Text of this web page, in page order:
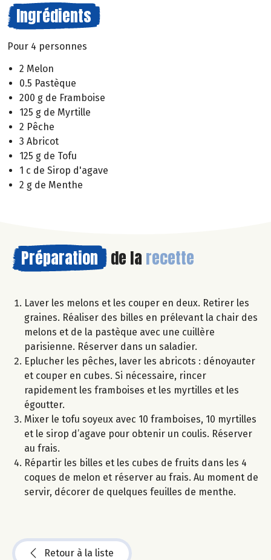
Ingrédients
Pour 4 personnes
2 Melon
0.5 Pastèque
200 g de Framboise
125 g de Myrtille
2 Pêche
3 Abricot
125 g de Tofu
1 c de Sirop d'agave
2 g de Menthe
Préparation de la recette
Laver les melons et les couper en deux. Retirer les
graines. Réaliser des billes en prélevant la chair des
melons et de la pastèque avec une cuillère
parisienne. Réserver dans un saladier.
Eplucher les pêches, laver les abricots : dénoyauter
et couper en cubes. Si nécessaire, rincer
rapidement les framboises et les myrtilles et les
égoutter.
Mixer le tofu soyeux avec 10 framboises, 10 myrtilles
et le sirop d’agave pour obtenir un coulis. Réserver
au frais.
Répartir les billes et les cubes de fruits dans les 4
coques de melon et réserver au frais. Au moment de
servir, décorer de quelques feuilles de menthe.
Retour à la liste